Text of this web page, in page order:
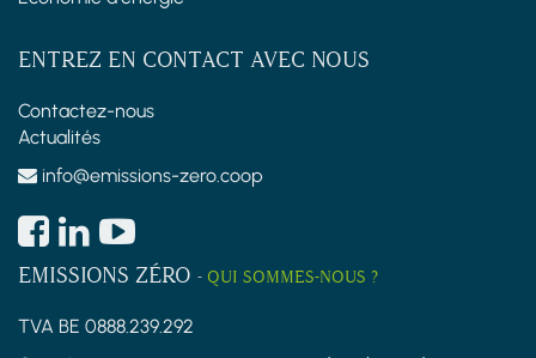
ENTREZ EN CONTACT AVEC NOUS
Contactez-nous
Actualités
info@emissions-zero.coop
EMISSIONS ZÉRO - QUI SOMMES-NOUS ?
TVA BE 0888.239.292